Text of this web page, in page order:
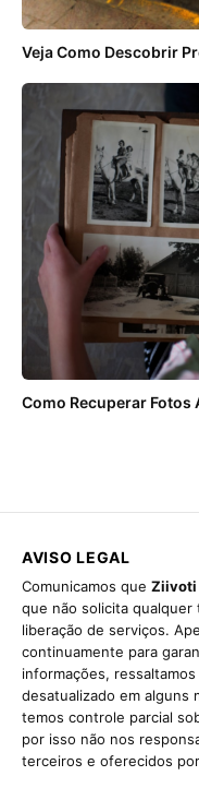
Veja Como Descobrir
Como Recuperar Fotos
AVISO LEGAL
Comunicamos que Ziivoti
que não solicita qualquer
liberação de serviços.
continuamente para
informações,
desatualizado em alguns
temos controle parcial
por isso não nos
terceiros e oferecidos